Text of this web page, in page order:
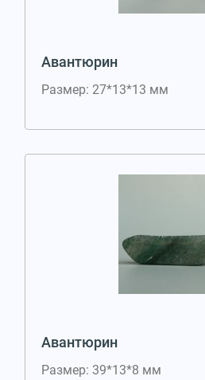
Авантюрин
Размер: 27*13*13 мм
Авантюрин
Размер: 39*13*8 мм